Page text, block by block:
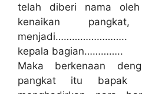
telah diberi nama
kenaikan
menjadi……………………..
kepala bagian…………..
Maka berkenaan
pangkat itu bapak